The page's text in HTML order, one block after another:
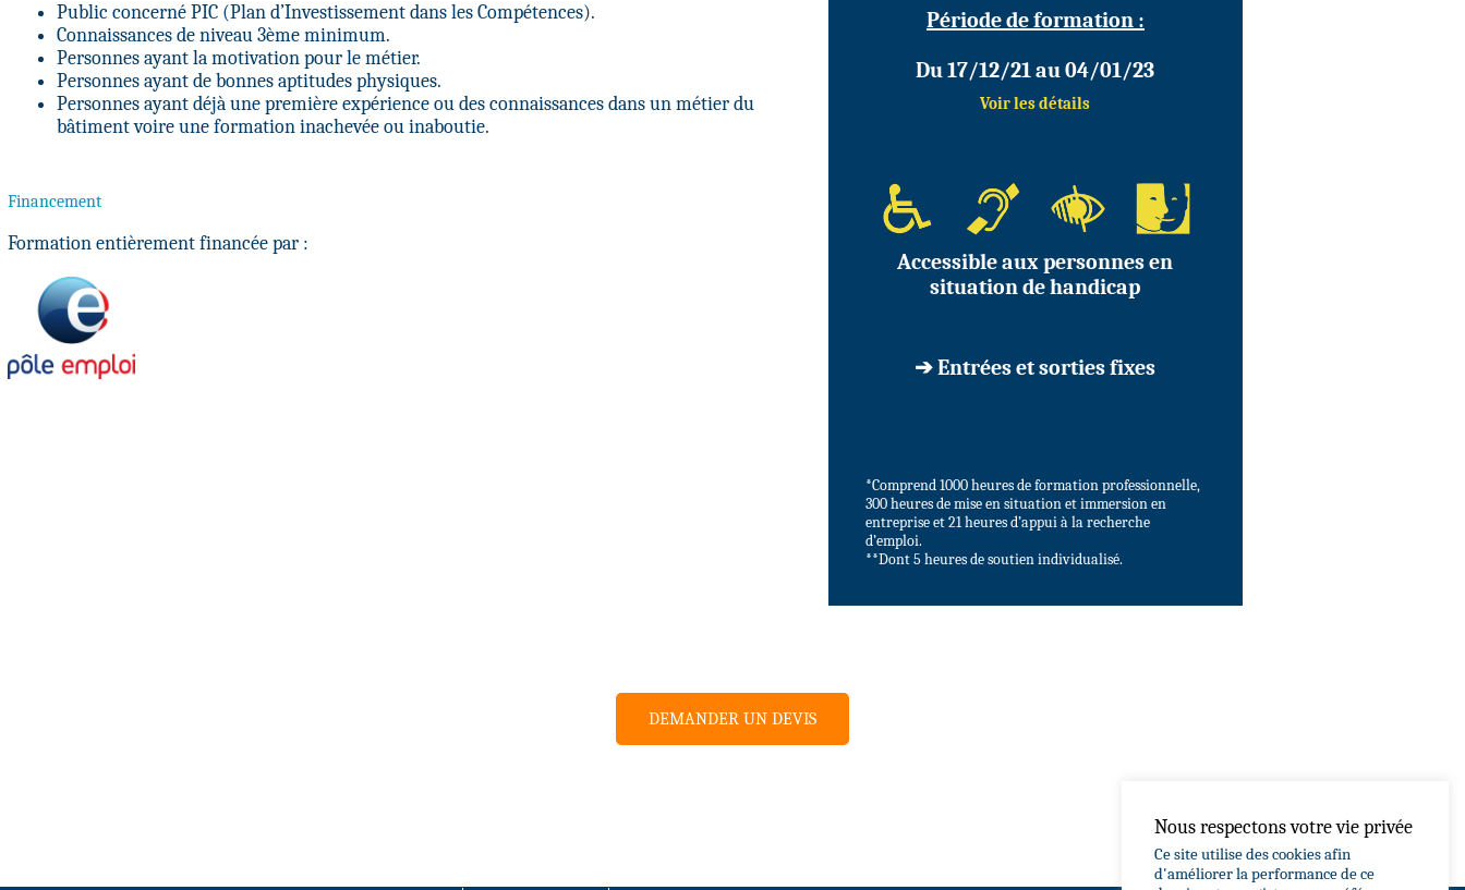
Public concerné PIC (Plan d’Investissement dans les Compétences).
Connaissances de niveau 3ème minimum.
Personnes ayant la motivation pour le métier.
Personnes ayant de bonnes aptitudes physiques.
Personnes ayant déjà une première expérience ou des connaissances dans un métier du
bâtiment voire une formation inachevée ou inaboutie.
Financement
Formation entièrement financée par :
Période de formation :
Du 17/12/21 au 04/01/23
Voir les détails
Accessible aux personnes en
situation de handicap
➔ Entrées et sorties fixes
*Comprend 1000 heures de formation professionnelle,
300 heures de mise en situation et immersion en
entreprise et 21 heures d’appui à la recherche
d’emploi.
**Dont 5 heures de soutien individualisé.
DEMANDER UN DEVIS
Nous respectons votre vie privée
Ce site utilise des cookies afin
d'améliorer la performance de ce